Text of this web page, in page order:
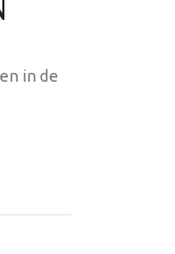
in de